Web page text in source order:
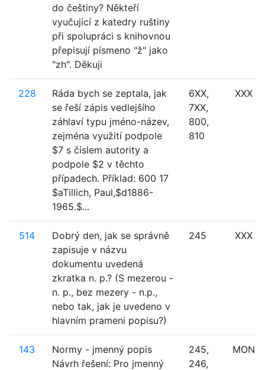
do češtiny? Někteří
vyučující z katedry ruštiny
při spolupráci s knihovnou
přepisují písmeno "ž" jako
"zh". Děkuji
228
Ráda bych se zeptala, jak
se řeší zápis vedlejšího
záhlaví typu jméno-název,
zejména využití podpole
$7 s číslem autority a
podpole $2 v těchto
případech. Příklad: 600 17
$aTillich, Paul,$d1886-
1965.$...
6XX,
7XX,
800,
810
XXX
514
Dobrý den, jak se správně
zapisuje v názvu
dokumentu uvedená
zkratka n. p.? (S mezerou -
n. p., bez mezery - n.p.,
nebo tak, jak je uvedeno v
hlavním prameni popisu?)
245 XXX
143
Normy - jmenný popis
Návrh řešení: Pro jmenný
245,
246,
MON